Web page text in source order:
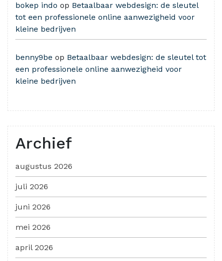
bokep indo op Betaalbaar webdesign: de sleutel
tot een professionele online aanwezigheid voor
kleine bedrijven
benny9be op Betaalbaar webdesign: de sleutel tot
een professionele online aanwezigheid voor
kleine bedrijven
Archief
augustus 2026
juli 2026
juni 2026
mei 2026
april 2026